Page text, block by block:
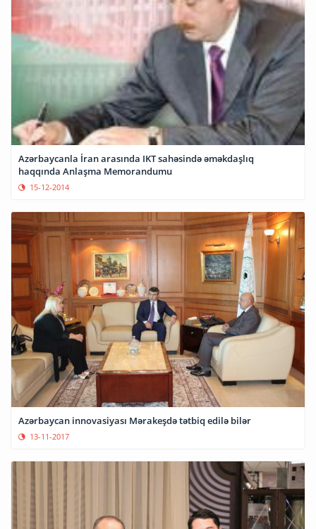
Azərbaycanla İran arasında IKT sahəsində əməkdaşlıq
haqqında Anlaşma Memorandumu
15-12-2014
Azərbaycan innovasiyası Mərakeşdə tətbiq edilə bilər
13-11-2017